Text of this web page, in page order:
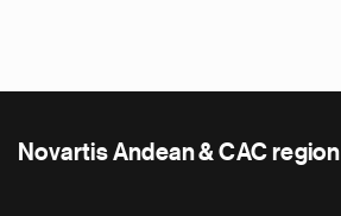
Novartis Andean & CAC region